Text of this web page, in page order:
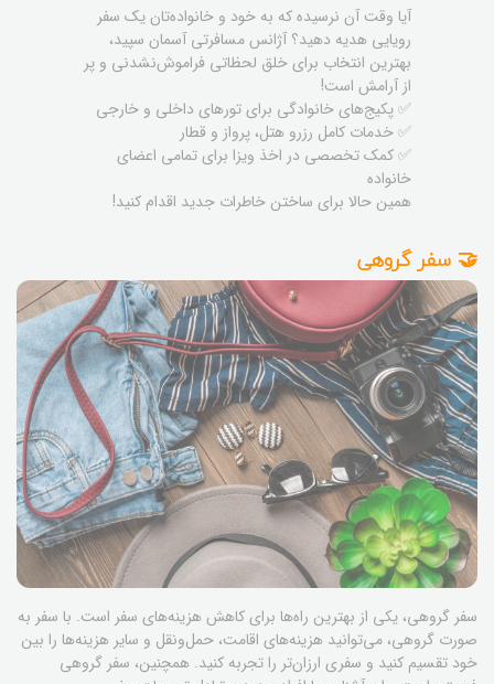
آیا وقت آن نرسیده که به خود و خانواده‌تان یک سفر
رویایی هدیه دهید؟ آژانس مسافرتی آسمان سپید،
بهترین انتخاب برای خلق لحظاتی فراموش‌نشدنی و پر
از آرامش است!
✅ پکیج‌های خانوادگی برای تورهای داخلی و خارجی
✅ خدمات کامل رزرو هتل، پرواز و قطار
✅ کمک تخصصی در اخذ ویزا برای تمامی اعضای
خانواده
همین حالا برای ساختن خاطرات جدید اقدام کنید!
🤝 سفر گروهی
سفر گروهی، یکی از بهترین راه‌ها برای کاهش هزینه‌های سفر است. با سفر به
صورت گروهی، می‌توانید هزینه‌های اقامت، حمل‌ونقل و سایر هزینه‌ها را بین
خود تقسیم کنید و سفری ارزان‌تر را تجربه کنید. همچنین، سفر گروهی